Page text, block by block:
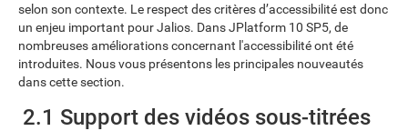
selon son contexte. Le respect des critères d’accessibilité est donc
un enjeu important pour Jalios. Dans JPlatform 10 SP5, de
nombreuses améliorations concernant l'accessibilité ont été
introduites. Nous vous présentons les principales nouveautés
dans cette section.
2.1 Support des vidéos sous-titrées